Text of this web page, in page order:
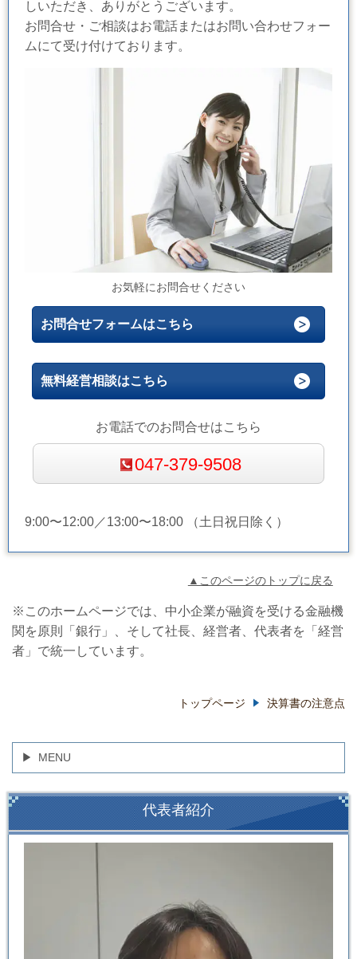
しいただき、ありがとうございます。
お問合せ・ご相談はお電話またはお問い合わせフォー
ムにて受け付けております。
お気軽にお問合せください
お問合せフォームはこちら
無料経営相談はこちら
お電話でのお問合せはこちら
047-379-9508
9:00〜12:00／13:00〜18:00 （土日祝日除く）
▲このページのトップに戻る
※このホームページでは、中小企業が融資を受ける金融機
関を原則「銀行」、そして社長、経営者、代表者を「経営
者」で統一しています。
トップページ 決算書の注意点
MENU
代表者紹介